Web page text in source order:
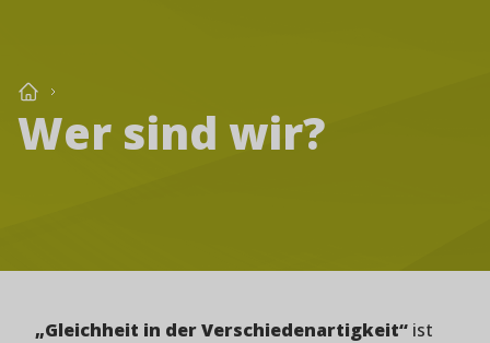
Wer sind wir?
„Gleichheit in der Verschiedenartigkeit“ ist